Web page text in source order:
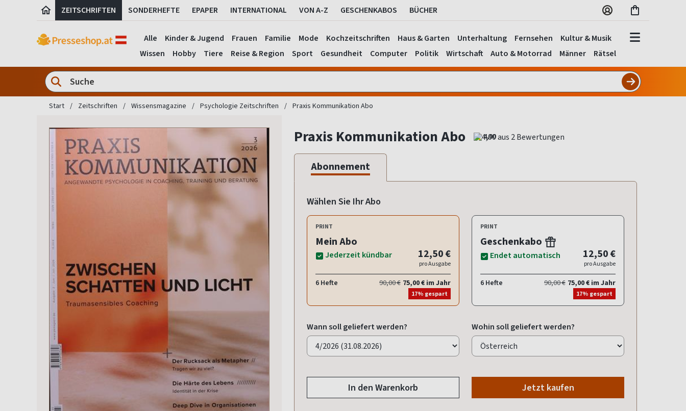
ZEITSCHRIFTEN SONDERHEFTE EPAPER INTERNATIONAL VON A-Z GESCHENKABOS BÜCHER
Alle Kinder & Jugend Frauen Familie Mode Kochzeitschriften Haus & Garten Unterhaltung Fernsehen
Kultur & Musik
Wissen
Hobby Tiere Reise & Region Sport Gesundheit Computer Politik Wirtschaft Auto & Motorrad Männer Rätsel
Start Zeitschriften Wissensmagazine Psychologie Zeitschriften Praxis Kommunikation Abo
Praxis Kommunikation Abo 4,00
Abonnement
Wählen Sie Ihr Abo
PRINT
Mein Abo
Jederzeit kündbar 12,50 €
pro Ausgabe
6 Hefte 90,00 € 75,00 € im Jahr
17% gespart
PRINT
Geschenkabo
Endet automatisch 12,50 €
pro Ausgabe
6 Hefte 90,00 € 75,00 € im Jahr
17% gespart
Wann soll geliefert werden? Wohin soll geliefert werden?
In den Warenkorb Jetzt kaufen